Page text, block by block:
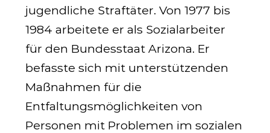
jugendliche Straftäter. Von 1977 bis
1984 arbeitete er als Sozialarbeiter
für den Bundesstaat Arizona. Er
befasste sich mit unter­stützenden
Maßnahmen für die
Entfaltungsmöglichkeiten von
Personen mit Problemen im sozialen